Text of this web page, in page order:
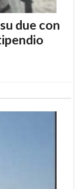
due con